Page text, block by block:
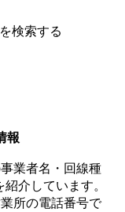
報
業者名・回線種
介しています。
所の電話番号で